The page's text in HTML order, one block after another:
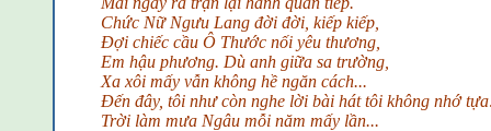
Chức Nữ Ngưu Lang đời đời, kiếp kiếp,
Đợi chiếc cầu Ô Thước nối yêu thương,
Em hậu phương. Dù anh giữa sa trường,
Xa xôi mấy vẫn không hề ngăn cách...
Đến đây, tôi như còn nghe lời bài hát tôi không nhớ
Trời làm mưa Ngâu mỗi năm mấy lần...